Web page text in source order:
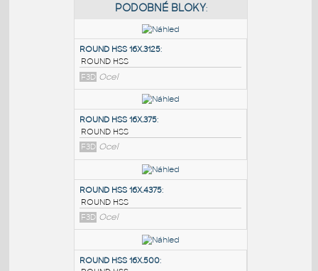
PODOBNÉ BLOKY
ROUND HSS 16X.3125:
ROUND HSS
F3D Ocel
ROUND HSS 16X.375
ROUND HSS